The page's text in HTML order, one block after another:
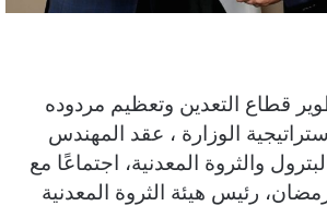
قطاع التعدين وتعظيم مردوده
الوزارة ، عقد المهندس
والثروة المعدنية، اجتماعًا مع
رئيس هيئة الثروة المعدنية